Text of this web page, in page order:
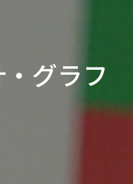
グラフ